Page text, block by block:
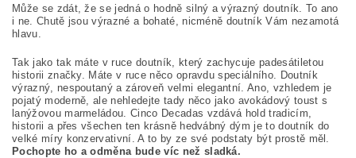
Může se zdát, že se jedná o hodně silný a výrazný doutník. To ano
i ne. Chutě jsou výrazné a bohaté, nicméně doutník Vám nezamotá
hlavu.
Tak jako tak máte v ruce doutník, který zachycuje padesátiletou
historii značky. Máte v ruce něco opravdu speciálního. Doutník
výrazný, nespoutaný a zároveň velmi elegantní. Ano, vzhledem je
pojatý moderně, ale nehledejte tady něco jako avokádový toust s
lanýžovou marmeládou. Cinco Decadas vzdává hold tradicím,
historii a přes všechen ten krásně hedvábný dým je to doutník do
velké míry konzervativní. A to by ze své podstaty být prostě měl.
Pochopte ho a odměna bude víc než sladká.